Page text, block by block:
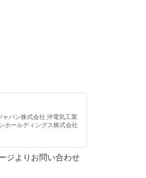
パン株式会社 沖電気工業
ホールディングス株式会社
サイバーエージェント Ｊ
ィングス株式会社 株式会
生命保険株式会社 第一三共
東京大学協創プラットフォ
株式会社 株式会社日立製
社 三菱ケミカル株式会社
ジよりお問い合わせ